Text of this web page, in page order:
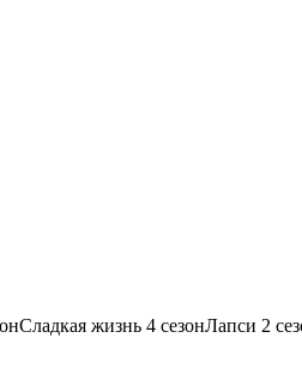
жизнь 4 сезонЛапси 2